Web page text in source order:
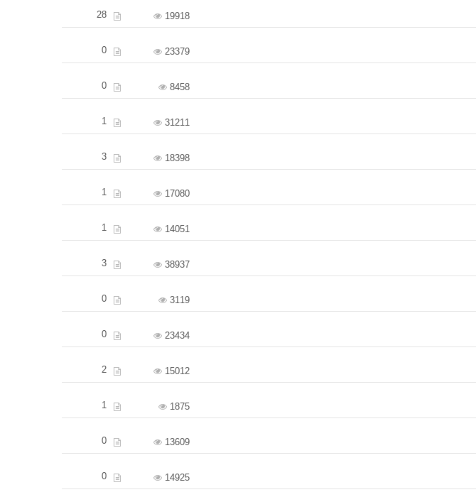
19918
28
23379
0
8458
0
31211
1
18398
3
17080
1
14051
1
38937
3
3119
0
23434
0
15012
2
1875
1
13609
0
14925
0